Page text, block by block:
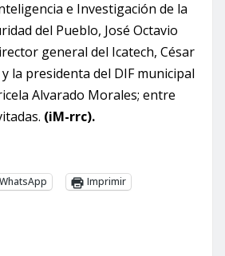
e Investigación de la
del Pueblo, José Octavio
general del Icatech, César
la presidenta del DIF municipal
Alvarado Morales; entre
(iM-rrc).
WhatsApp
Imprimir